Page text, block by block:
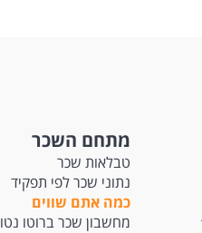
מתחם השכר
טבלאות שכר
נתוני שכר לפי תפקיד
כמה אתם שווים
מחשבון שכר ברוטו נטו